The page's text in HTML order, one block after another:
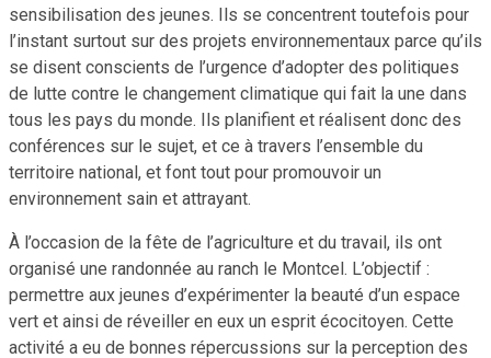
sensibilisation des jeunes. Ils se concentrent toutefois pour
l’instant surtout sur des projets environnementaux parce qu’ils
se disent conscients de l’urgence d’adopter des politiques
de lutte contre le changement climatique qui fait la une dans
tous les pays du monde. Ils planifient et réalisent donc des
conférences sur le sujet, et ce à travers l’ensemble du
territoire national, et font tout pour promouvoir un
environnement sain et attrayant.
À l’occasion de la fête de l’agriculture et du travail, ils ont
organisé une randonnée au ranch le Montcel. L’objectif :
permettre aux jeunes d’expérimenter la beauté d’un espace
vert et ainsi de réveiller en eux un esprit écocitoyen. Cette
activité a eu de bonnes répercussions sur la perception des